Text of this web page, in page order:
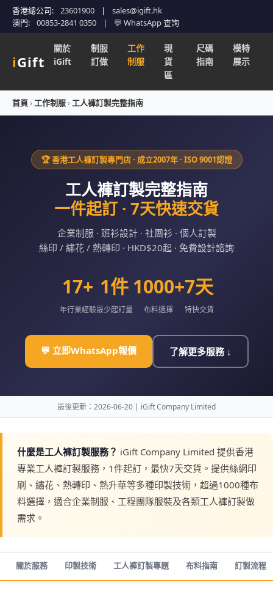
香港總公司: 23601900 |
sales@igift.hk
澳門:
00853-2841 0350 | 💬 WhatsApp 查詢
iGift
關於
iGift
制服
訂做
工作
制服
現
貨
區
尺碼
指南
模特
展示
首頁›工作制服›工人褲訂製完整指南
🏆 香港工人褲訂製專門店 · 成立2007年 · ISO 9001認證
工人褲訂製完整指南
一件起訂 · 7天快速交貨
企業制服 · 班衫設計 · 社團衫 · 個人訂製
絲印 / 繡花 / 熱轉印 · HKD$20起 · 免費設計諮詢
17+
年行業經驗
1件
最少起訂量
1000+
布料選擇
7天
特快交貨
💬 立即WhatsApp報價 了解更多服務 ↓
最後更新：2026-06-20 | iGift Company Limited
什麼是工人褲訂製服務？ iGift Company Limited 提供香港
專業工人褲訂製服務，1件起訂，最快7天交貨。提供絲網印
刷、繡花、熱轉印、熱升華等多種印製技術，超過1000種布
料選擇，適合企業制服、工程團隊服裝及各類工人褲訂製做
需求。
關於服務 印製技術 工人褲訂製專題 布料指南 訂製流程